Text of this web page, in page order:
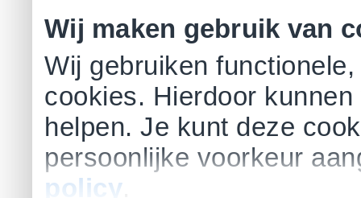
Wij maken gebruik van
Wij gebruiken
cookies. Hierdoor
helpen. Je kunt deze
persoonlijke voorkeur
policy